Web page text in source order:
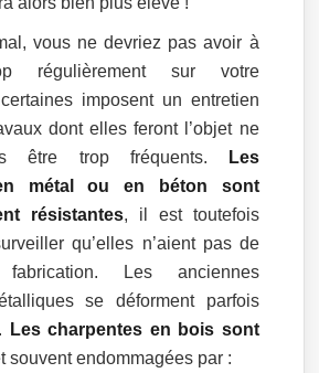
vous ne devriez pas avoir à
régulièrement sur votre
imposent un entretien
dont elles feront l’objet ne
être trop fréquents.
Les
métal ou en béton sont
résistantes, il est toutefois
qu’elles n’aient pas de
Les anciennes
se déforment parfois
Les charpentes en bois sont
souvent endommagées par :